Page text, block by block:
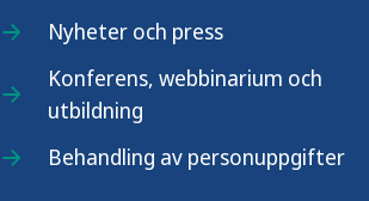
Nyheter och press
Konferens, webbinarium och
utbildning
Behandling av personuppgifter